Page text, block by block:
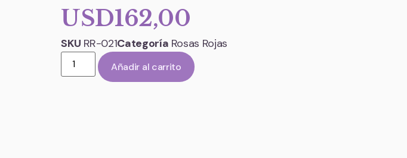
USD162,00
SKU RR-021Categoría Rosas Rojas
Añadir al carrito